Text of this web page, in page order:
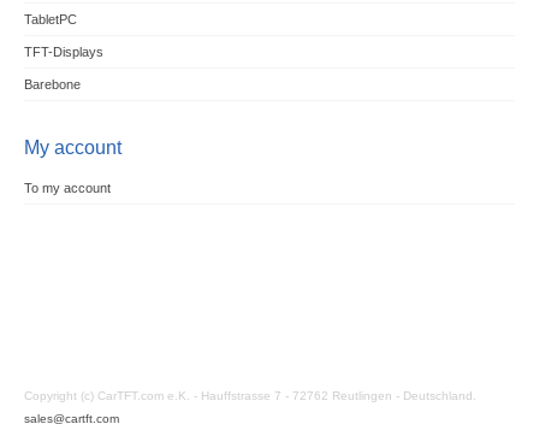
TabletPC
TFT-Displays
Barebone
My account
To my account
Copyright (c) CarTFT.com e.K. - Hauffstrasse 7 - 72762 Reutlingen - Deutschland.
sales@cartft.com